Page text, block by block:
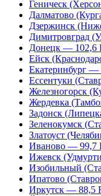
Геническ
Далматово
Дзержинск
Димитровград
Донецк — 102,6
Ейск
Екатеринбург —
Ессентуки
Железногорск
Жердевка
Задонск
Зеленокумск
Златоуст
Иваново — 99,7
Ижевск
Изобильный
Ипатово
Иркутск — 88,5